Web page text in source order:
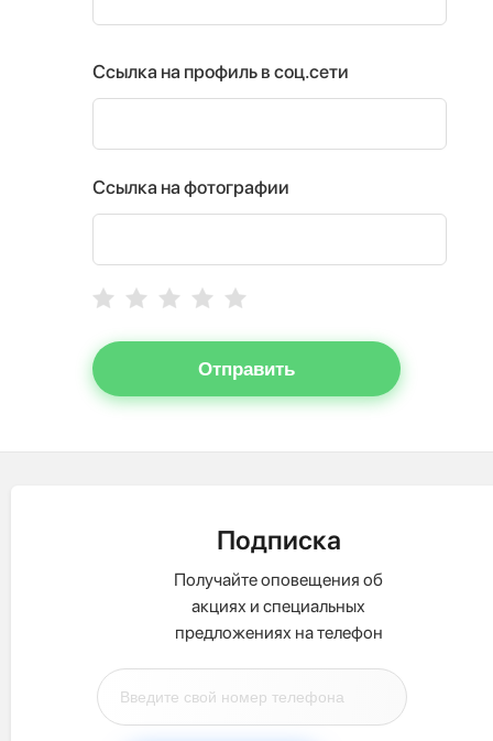
Ссылка на профиль в соц.сети
Ссылка на фотографии
Отправить
Подписка
Получайте оповещения об
акциях и специальных
предложениях на телефон